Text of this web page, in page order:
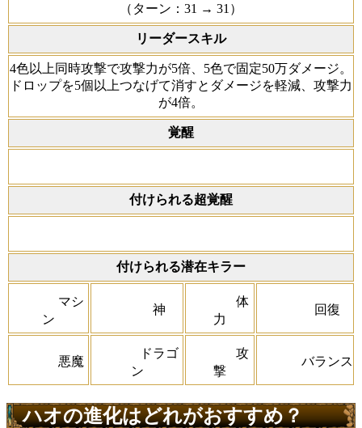
（ターン：31 → 31）
リーダースキル
4色以上同時攻撃で攻撃力が5倍、5色で固定50万ダメージ。
ドロップを5個以上つなげて消すとダメージを軽減、攻撃力
が4倍。
覚醒
付けられる超覚醒
付けられる潜在キラー
マシ
ン
神
体
力
回復
悪魔
ドラゴ
ン
攻
撃
バランス
ハオの進化はどれがおすすめ？